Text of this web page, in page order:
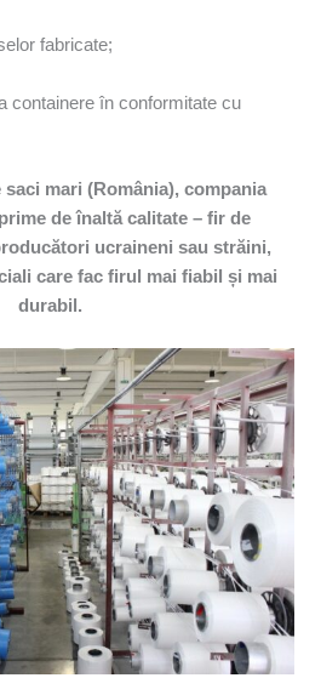
fabricate;
containere în conformitate cu
mari (România), compania
de înaltă calitate – fir de
ucraineni sau străini,
care fac firul mai fiabil și mai
durabil.